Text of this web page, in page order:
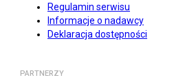
Regulamin serwisu
Informacje o nadawcy
Deklaracja dostępności
PARTNERZY